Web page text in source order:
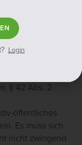
wenn es
§ 42 Abs. 2
öffentliches
Es muss sich
nicht zwingend
Login